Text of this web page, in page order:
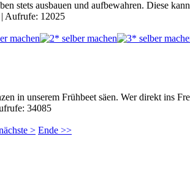
stets ausbauen und aufbewahren. Diese
| Aufrufe: 12025
in unserem Frühbeet säen. Wer direkt ins
34085
> Ende >>